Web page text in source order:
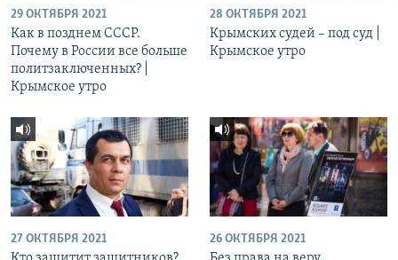
29 ОКТЯБРЯ 2021
Как в позднем СССР.
Почему в России все больше
политзаключенных? |
Крымское утро
28 ОКТЯБРЯ 2021
Крымских судей – под суд |
Крымское утро
27 ОКТЯБРЯ 2021 26 ОКТЯБРЯ 2021